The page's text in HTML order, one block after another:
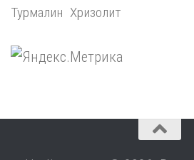
Турмалин Хризолит